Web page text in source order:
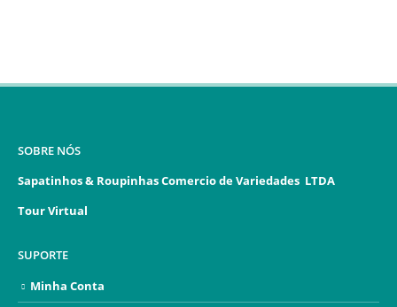
SOBRE NÓS
Sapatinhos & Roupinhas Comercio de Variedades LTDA
Tour Virtual
SUPORTE
Minha Conta